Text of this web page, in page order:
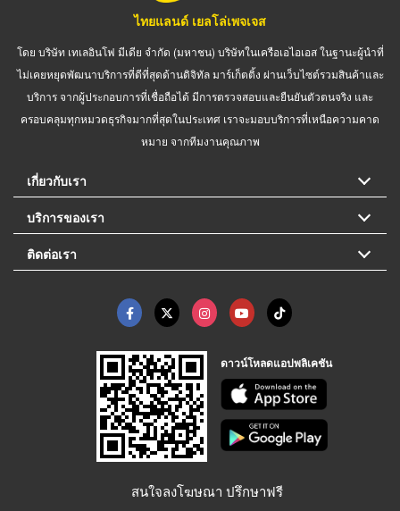
ไทยแลนด์ เยลโล่เพจเจส
โดย บริษัท เทเลอินโฟ มีเดีย จำกัด (มหาชน) บริษัทในเครือเอไอเอส ในฐานะผู้นำที่
ไม่เคยหยุดพัฒนาบริการที่ดีที่สุดด้านดิจิทัล มาร์เก็ตติ้ง ผ่านเว็บไซต์รวมสินค้าและ
บริการ จากผู้ประกอบการที่เชื่อถือได้ มีการตรวจสอบและยืนยันตัวตนจริง และ
ครอบคลุมทุกหมวดธุรกิจมากที่สุดในประเทศ เราจะมอบบริการที่เหนือความคาด
หมาย จากทีมงานคุณภาพ
เกี่ยวกับเรา
บริการของเรา
ติดต่อเรา
ดาวน์โหลดแอปพลิเคชัน
สนใจลงโฆษณา ปรึกษาฟรี